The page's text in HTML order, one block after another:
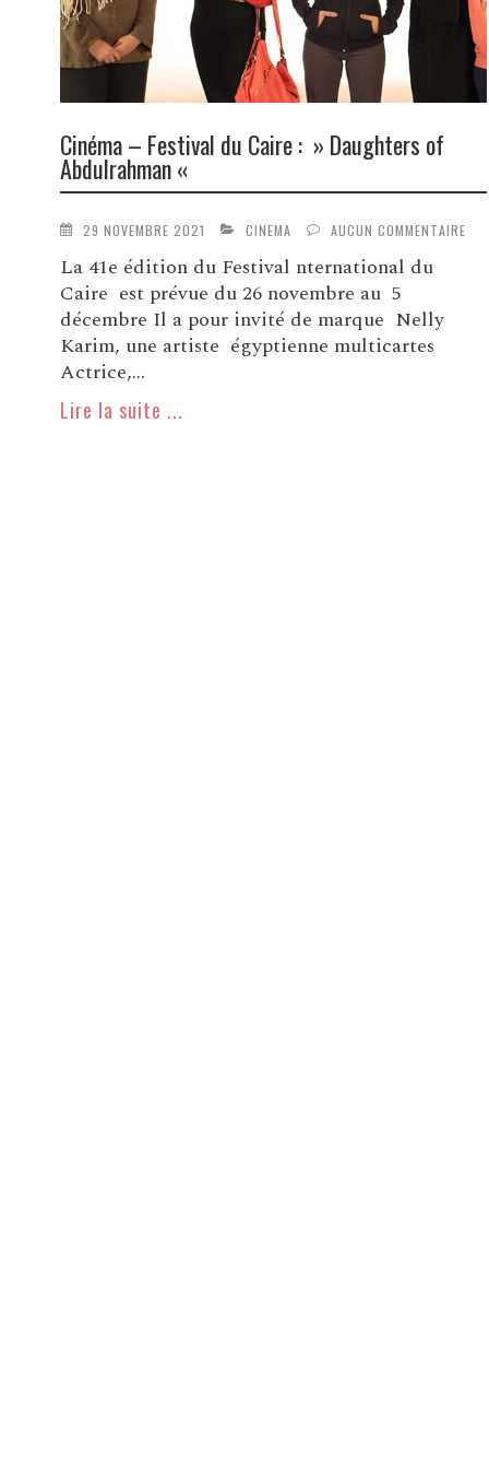
Cinéma – Festival du Caire : » Daughters of
Abdulrahman «
29 NOVEMBRE 2021 CINEMA AUCUN COMMENTAIRE
La 41e édition du Festival nternational du
Caire est prévue du 26 novembre au 5
décembre Il a pour invité de marque Nelly
Karim, une artiste égyptienne multicartes
Actrice,...
Lire la suite ...